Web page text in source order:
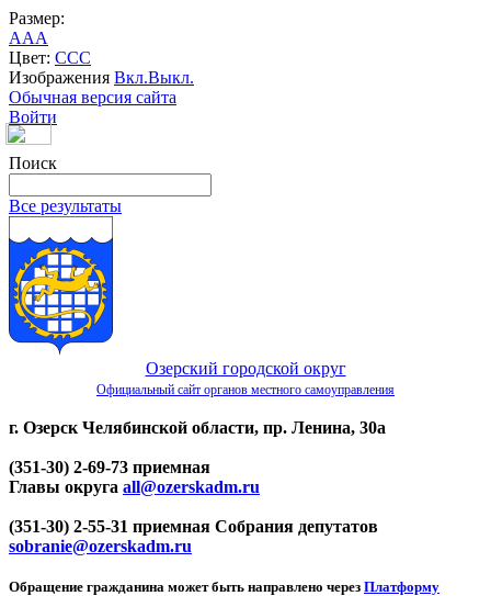
Размер:
AAA
Цвет: CCC
Изображения Вкл.Выкл.
Обычная версия сайта
Войти
Поиск
Все результаты
Озерский городской округ
Официальный сайт органов местного самоуправления
г. Озерск Челябинской области, пр. Ленина, 30а
(351-30) 2-69-73 приемная
Главы округа all@ozerskadm.ru
(351-30) 2-55-31 приемная Собрания депутатов
sobranie@ozerskadm.ru
Обращение гражданина может быть направлено через Платформу